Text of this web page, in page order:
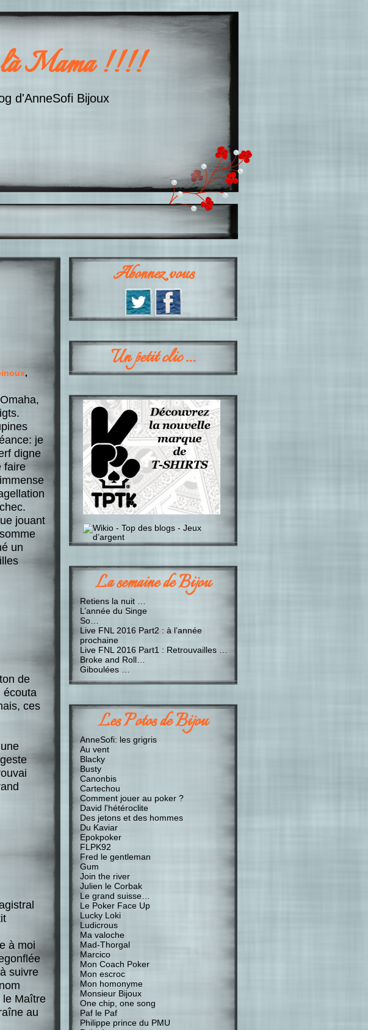
Mama !!!!
d'AnneSofi Bijoux
,
je
digne
faire
jouant
un
de
écouta
ces
à moi
suivre
le Maître
au
Abonnez vous
Un petit clic …
La semaine de Bijou
Retiens la nuit …
L’année du Singe
So…
Live FNL 2016 Part2 : à l’année
prochaine
Live FNL 2016 Part1 : Retrouvailles …
Broke and Roll…
Giboulées …
Les Potos de Bijou
AnneSofi: les grigris
Au vent
Blacky
Busty
Canonbis
Cartechou
Comment jouer au poker ?
David l'hétéroclite
Des jetons et des hommes
Du Kaviar
Epokpoker
FLPK92
Fred le gentleman
Gum
Join the river
Julien le Corbak
Le grand suisse…
Le Poker Face Up
Lucky Loki
Ludicrous
Ma valoche
Mad-Thorgal
Marcico
Mon Coach Poker
Mon escroc
Mon homonyme
Monsieur Bijoux
One chip, one song
Paf le Paf
Philippe prince du PMU